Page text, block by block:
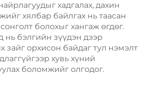
хадгалах, дахин
хялбар байлгах нь таасан
болохыг хангаж өгдөг.
нь бэлгийн зүүдэн дээр
зайг орхисон байдаг тул нэмэлт
хувь хүний
боломжийг олгодог.